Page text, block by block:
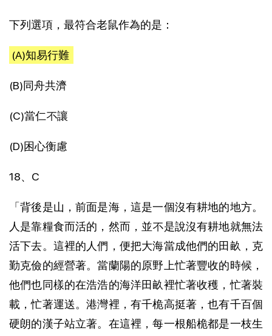
下列選項，最符合老鼠作為的是：
(A)知易行難
(B)同舟共濟
(C)當仁不讓
(D)困心衡慮
18、C
「背後是山，前面是海，這是一個沒有耕地的地方。
人是靠糧食而活的，然而，並不是說沒有耕地就無法
活下去。這裡的人們，便把大海當成他們的田畝，克
勤克儉的經營著。當蘭陽的原野上忙著豐收的時候，
他們也同樣的在浩浩的海洋田畝裡忙著收穫，忙著裝
載，忙著運送。港灣裡，有千桅高挺著，也有千百個
硬朗的漢子站立著。在這裡，每一根船桅都是一枝生